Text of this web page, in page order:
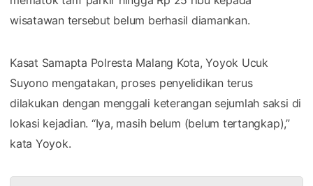
wisatawan tersebut belum berhasil diamankan.
Kasat Samapta Polresta Malang Kota, Yoyok Ucuk
Suyono mengatakan, proses penyelidikan terus
dilakukan dengan menggali keterangan sejumlah saksi di
lokasi kejadian. “Iya, masih belum (belum tertangkap),”
kata Yoyok.